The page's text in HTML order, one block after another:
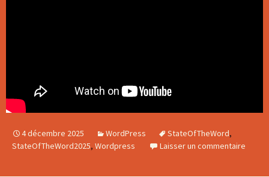
4 décembre 2025 WordPress StateOfTheWord,
StateOfTheWord2025, Wordpress Laisser un commentaire